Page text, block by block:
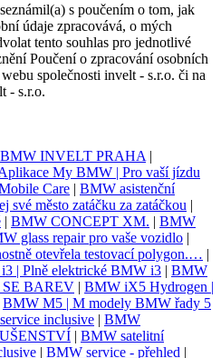
s poučením o tom, jak
údaje zpracovává, o mých
tento souhlas pro jednotlivé
Poučení o zpracování osobních
společnosti invelt - s.r.o. či na
- s.r.o.
INVELT PRAHA |
My BMW | Pro vaší jízdu
Care | BMW asistenční
město zatáčku za zatáčkou |
| BMW CONCEPT XM. | BMW
glass repair pro vaše vozidlo |
otevřela testovací polygon.… |
| Plně elektrické BMW i3 | BMW
BAREV | BMW iX5 Hydrogen |
BMW M5 | M modely BMW řady 5
inclusive | BMW
| BMW satelitní
| BMW service - přehled |